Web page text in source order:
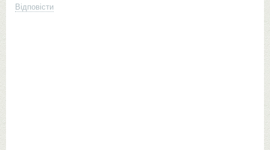
Відповісти